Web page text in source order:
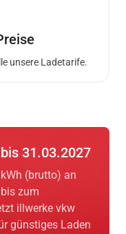
unsere Ladetarife.
31.03.2027
(brutto) an
zum
illwerke vkw
günstiges Laden